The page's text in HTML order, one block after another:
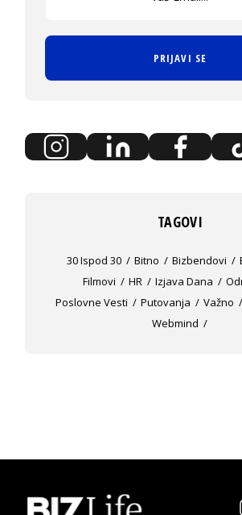
PRIJAVI SE
TAGOVI
30 Ispod 30 Bitno Bizbendovi
Filmovi
HR Izjava Dana
Poslovne Vesti
Putovanja Važno
Webmind